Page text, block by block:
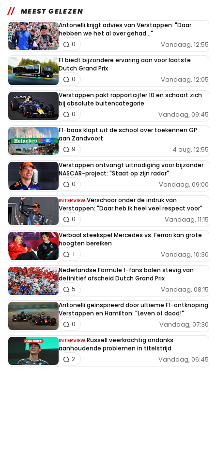
MEEST GELEZEN
Antonelli krijgt advies van Verstappen: "Daar
hebben we het al over gehad..."
Vandaag, 12:55
0
F1 biedt bijzondere ervaring aan voor laatste
Dutch Grand Prix
Vandaag, 12:05
0
Verstappen pakt rapportcijfer 10 en schaart zich
bij absolute buitencategorie
Vandaag, 09:45
0
F1-baas klapt uit de school over toekennen GP
aan Zandvoort
4 aug. 12:55
9
Verstappen ontvangt uitnodiging voor bijzonder
NASCAR-project: "Staat op zijn radar"
Vandaag, 09:00
0
INTERVIEW Verschoor onder de indruk van
Verstappen: "Daar heb ik heel veel respect voor"
Vandaag, 11:15
0
Verbaal steekspel Mercedes vs. Ferrari kan grote
hoogten bereiken
Vandaag, 10:30
1
Nederlandse Formule 1-fans balen stevig van
definitief afscheid Dutch Grand Prix
Vandaag, 08:15
5
Antonelli geïnspireerd door ultieme F1-ontknoping
Verstappen en Hamilton: "Leven of dood!"
Vandaag, 07:30
0
INTERVIEW Russell veerkrachtig ondanks
aanhoudende problemen in titelstrijd
Vandaag, 06:45
2